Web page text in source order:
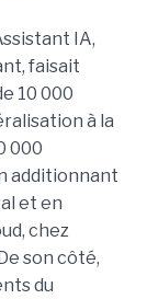
IA,
faisait
10 000
à la
000
additionnant
et en
chez
son côté,
du